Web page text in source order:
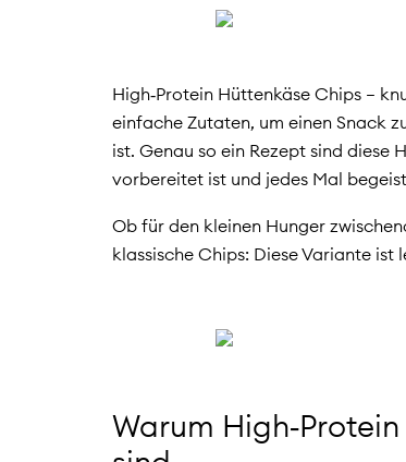
High‑Protein Hüttenkäse Chips –
einfache Zutaten, um einen Snack
ist. Genau so ein Rezept sind diese
vorbereitet ist und jedes Mal
Ob für den kleinen Hunger
klassische Chips: Diese Variante
Warum